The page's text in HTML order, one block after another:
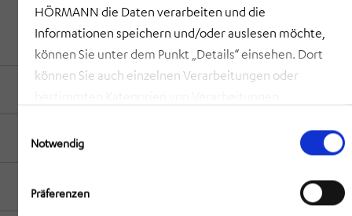
HÖRMANN die Daten verarbeiten und die
Informationen speichern und/oder auslesen möchte,
können Sie unter dem Punkt „Details“ einsehen. Dort
können Sie auch einzelnen Verarbeitungen oder
Sie ein, dass HÖRMANN alle der erläuterten
Informationen speichern sowie auslesen und damit
zusammenhängende Datenverarbeitungen vornehmen
darf, die nicht ohnehin unbedingt erforderlich sind,
Notwendig
Präferenzen
Layoutplanung
Produktionsplanung und Prozessanalyse
Arbeitsplatzplanung und –gestaltung